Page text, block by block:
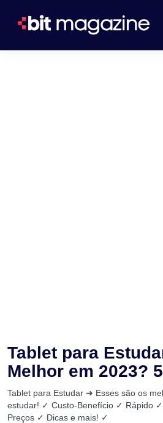
Tablet para
Melhor em 2023?
Tablet para Estudar ➜ Esses são os
estudar! ✓ Custo-Benefício ✓ Rápido
Preços ✓ Dicas e mais! ✓